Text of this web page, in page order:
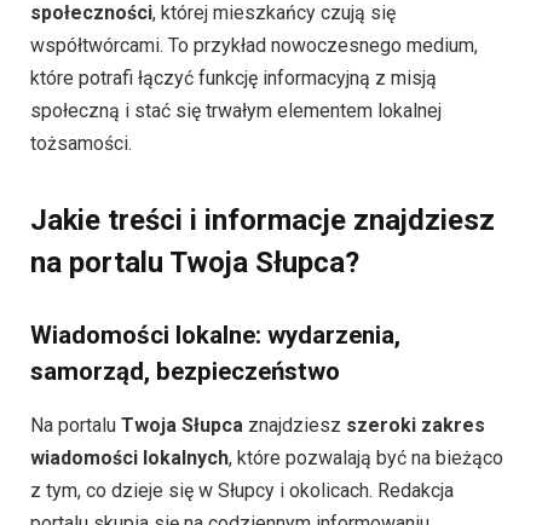
społeczności, której mieszkańcy czują się
współtwórcami. To przykład nowoczesnego medium,
które potrafi łączyć funkcję informacyjną z misją
społeczną i stać się trwałym elementem lokalnej
tożsamości.
Jakie treści i informacje znajdziesz
na portalu Twoja Słupca?
Wiadomości lokalne: wydarzenia,
samorząd, bezpieczeństwo
Na portalu Twoja Słupca znajdziesz szeroki zakres
wiadomości lokalnych, które pozwalają być na bieżąco
z tym, co dzieje się w Słupcy i okolicach. Redakcja